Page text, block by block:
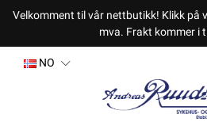
Velkomment til vår nettbutikk! Klikk på
mva. Frakt kommer i
NO